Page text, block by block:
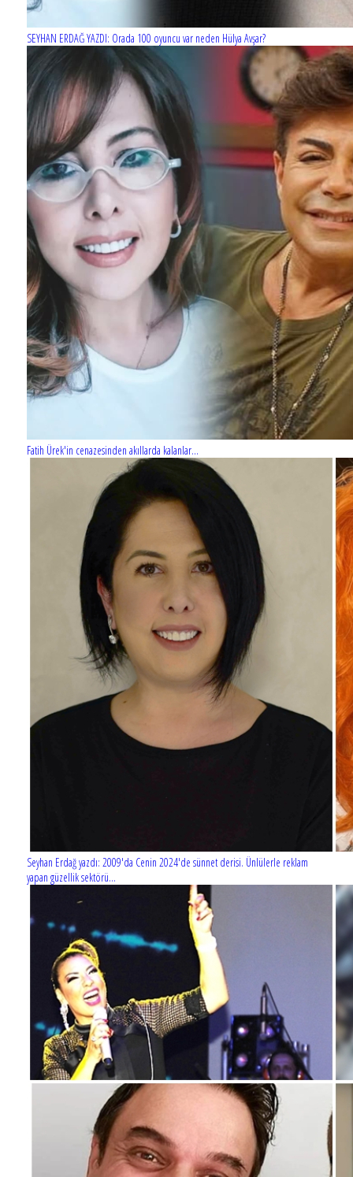
SEYHAN ERDAĞ YAZDI: Orada 100 oyuncu var neden Hülya Avşar?
Fatih Ürek'in cenazesinden akıllarda kalanlar...
Seyhan Erdağ yazdı: 2009'da Cenin 2024'de sünnet derisi. Ünlülerle reklam
yapan güzellik sektörü...